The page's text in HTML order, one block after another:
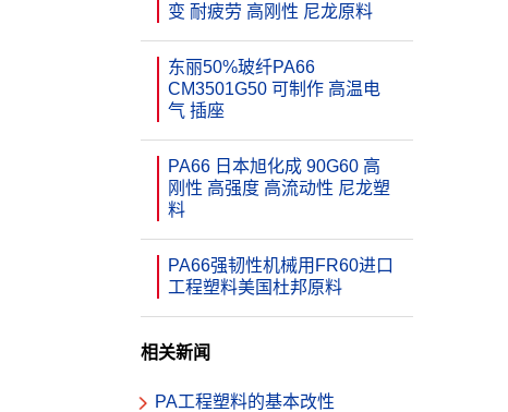
变 耐疲劳 高刚性 尼龙原料
东丽50%玻纤PA66
CM3501G50 可制作 高温电
气 插座
PA66 日本旭化成 90G60 高
刚性 高强度 高流动性 尼龙塑
料
PA66强韧性机械用FR60进口
工程塑料美国杜邦原料
相关新闻
PA工程塑料的基本改性